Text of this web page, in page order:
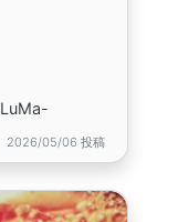
2026/05/06 投稿